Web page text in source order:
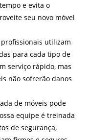
e evita o
seu novo móvel
profissionais utilizam
para cada tipo de
serviço rápido, mas
não sofrerão danos
de móveis pode
equipe é treinada
de segurança,